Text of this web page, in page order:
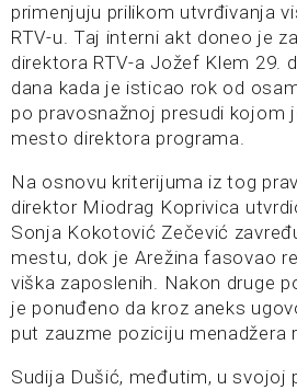
primenjuju prilikom utvrđivanja
RTV-u. Taj interni akt doneo je
direktora RTV-a Jožef Klem 29.
dana kada je isticao rok od
po pravosnažnoj presudi kojom
mesto direktora programa.
Na osnovu kriterijuma iz tog
direktor Miodrag Koprivica
Sonja Kokotović Zečević
mestu, dok je Arežina fasovao
viška zaposlenih. Nakon druge
je ponuđeno da kroz aneks
put zauzme poziciju menadžera
Sudija Dušić, međutim, u svojoj